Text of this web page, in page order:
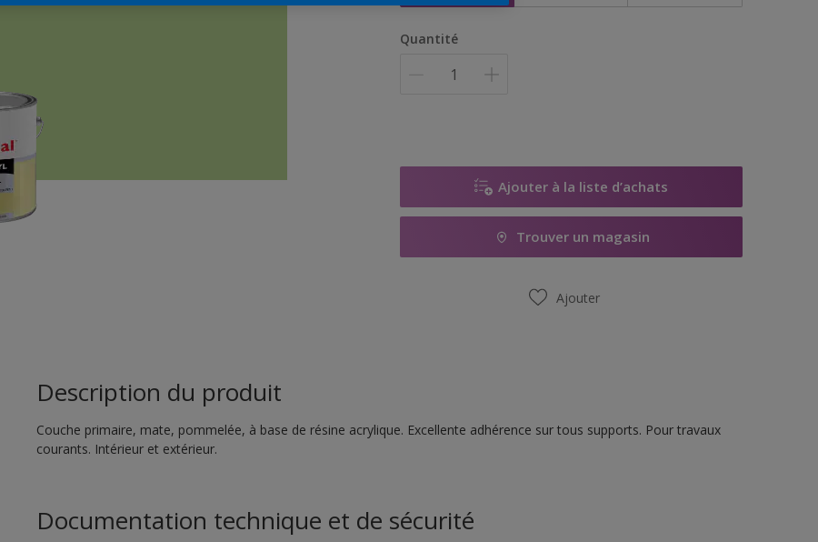
Quantité
Ajouter à la liste d’achats
Trouver un magasin
Ajouter
Description du produit
Couche primaire, mate, pommelée, à base de résine acrylique. Excellente adhérence sur tous supports. Pour travaux
courants. Intérieur et extérieur.
Documentation technique et de sécurité